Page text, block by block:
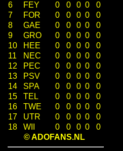
6
FEY 0 0 0 0
0
7
FOR 0 0 0 0
0
8
GAE 0 0 0 0
0
9
GRO 0 0 0 0
0
10
HEE 0 0 0 0
0
11
NEC 0 0 0 0
0
12
PEC 0 0 0 0
0
13
PSV 0 0 0 0
0
14
SPA 0 0 0 0
0
15
TEL 0 0 0 0
0
16
TWE 0 0 0 0
0
17
UTR 0 0 0 0
0
18
WII 0 0 0 0
0
© ADOFANS.NL